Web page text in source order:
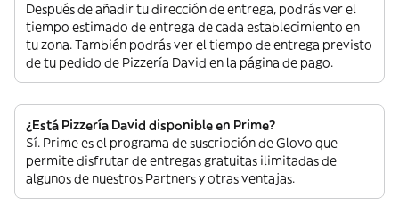
Después de añadir tu dirección de entrega, podrás ver el
tiempo estimado de entrega de cada establecimiento en
tu zona. También podrás ver el tiempo de entrega previsto
de tu pedido de Pizzería David en la página de pago.
¿Está Pizzería David disponible en Prime?
Sí. Prime es el programa de suscripción de Glovo que
permite disfrutar de entregas gratuitas ilimitadas de
algunos de nuestros Partners y otras ventajas.